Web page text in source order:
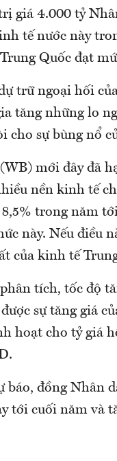
giá 4.000 tỷ
tế nước này
Quốc đạt
trữ ngoại hối
tăng những lo
cho sự bùng nổ
mới đây đã
nền kinh tế
trong năm
này. Nếu điều
của kinh tế
tích, tốc độ
sự tăng giá
hoạt cho tỷ giá
báo, đồng Nhân
tới cuối năm và